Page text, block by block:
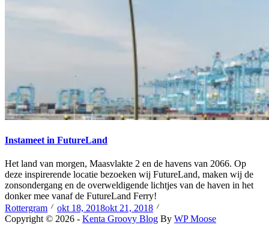
Instameet in FutureLand
Het land van morgen, Maasvlakte 2 en de havens van 2066. Op
deze inspirerende locatie bezoeken wij FutureLand, maken wij de
zonsondergang en de overweldigende lichtjes van de haven in het
donker mee vanaf de FutureLand Ferry!
Rottergram
okt 18, 2018okt 21, 2018
Copyright © 2026 - Kenta Groovy Blog By WP Moose